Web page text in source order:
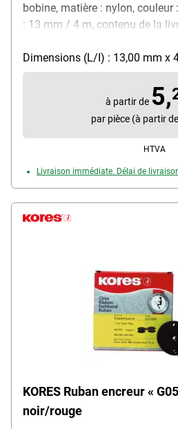
bobine, matière : nylon,
: 13 mm / 4 m, contenu de la
Dimensions (L/I) : 13,00 mm x
à partir de 5,
par pièce (à partir
HTVA
Livraison immédiate. Délai de
KORES Ruban encreur «
noir/rouge